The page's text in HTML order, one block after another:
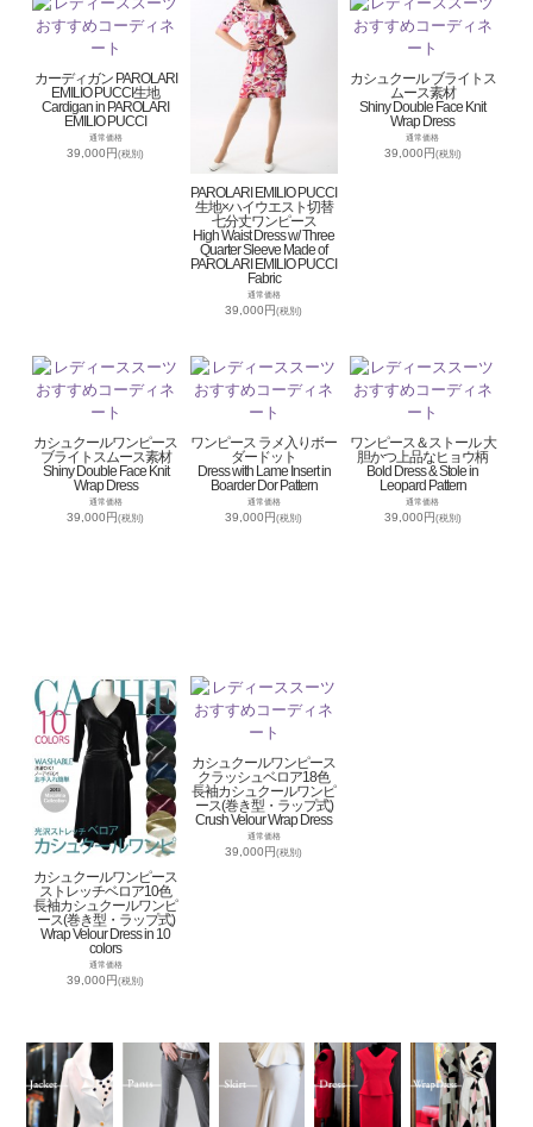
カーディガン PAROLARI
EMILIO PUCCI生地
Cardigan in PAROLARI
EMILIO PUCCI
通常価格
39,000円(税別)
PAROLARI EMILIO PUCCI
生地×ハイウエスト切替
七分丈ワンピース
High Waist Dress w/ Three
Quarter Sleeve Made of
PAROLARI EMILIO PUCCI
Fabric
通常価格
39,000円(税別)
カシュクール ブライトス
ムース素材
Shiny Double Face Knit
Wrap Dress
通常価格
39,000円(税別)
カシュクールワンピース
ブライトスムース素材
Shiny Double Face Knit
Wrap Dress
通常価格
39,000円(税別)
ワンピース ラメ入りボー
ダードット
Dress with Lame Insert in
Boarder Dor Pattern
通常価格
39,000円(税別)
ワンピース＆ストール 大
胆かつ上品なヒョウ柄
Bold Dress & Stole in
Leopard Pattern
通常価格
39,000円(税別)
カシュクールワンピース
ストレッチベロア10色
長袖カシュクールワンピ
ース(巻き型・ラップ式)
Wrap Velour Dress in 10
colors
通常価格
39,000円(税別)
カシュクールワンピース
クラッシュベロア18色
長袖カシュクールワンピ
ース(巻き型・ラップ式)
Crush Velour Wrap Dress
通常価格
39,000円(税別)